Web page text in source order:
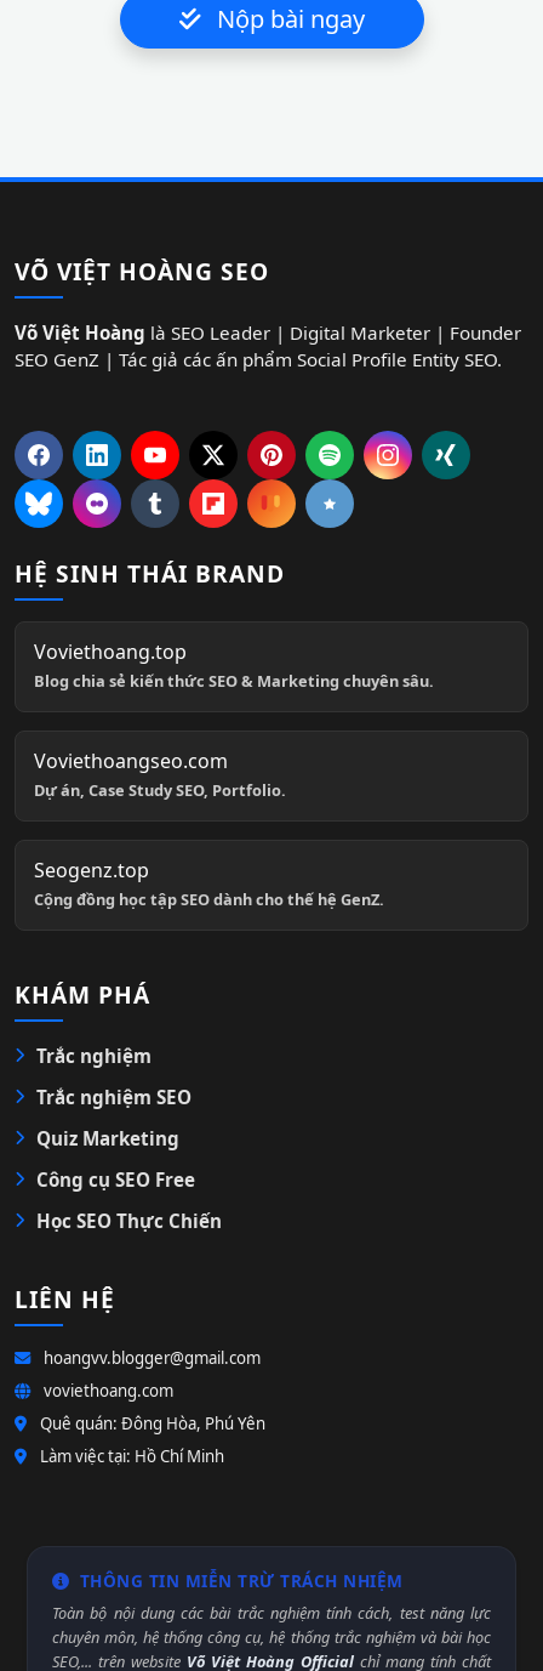
Nộp bài ngay
VÕ VIỆT HOÀNG SEO
Võ Việt Hoàng là SEO Leader | Digital Marketer | Founder
SEO GenZ | Tác giả các ấn phẩm Social Profile Entity SEO.
HỆ SINH THÁI BRAND
Voviethoang.top
Blog chia sẻ kiến thức SEO & Marketing chuyên sâu.
Voviethoangseo.com
Dự án, Case Study SEO, Portfolio.
Seogenz.top
Cộng đồng học tập SEO dành cho thế hệ GenZ.
KHÁM PHÁ
Trắc nghiệm
Trắc nghiệm SEO
Quiz Marketing
Công cụ SEO Free
Học SEO Thực Chiến
LIÊN HỆ
hoangvv.blogger@gmail.com
voviethoang.com
Quê quán: Đông Hòa, Phú Yên
Làm việc tại: Hồ Chí Minh
THÔNG TIN MIỄN TRỪ TRÁCH NHIỆM
Toàn bộ nội dung các bài trắc nghiệm tính cách, test năng lực
chuyên môn, hệ thống công cụ, hệ thống trắc nghiệm và bài học
SEO,... trên website Võ Việt Hoàng Official chỉ mang tính chất